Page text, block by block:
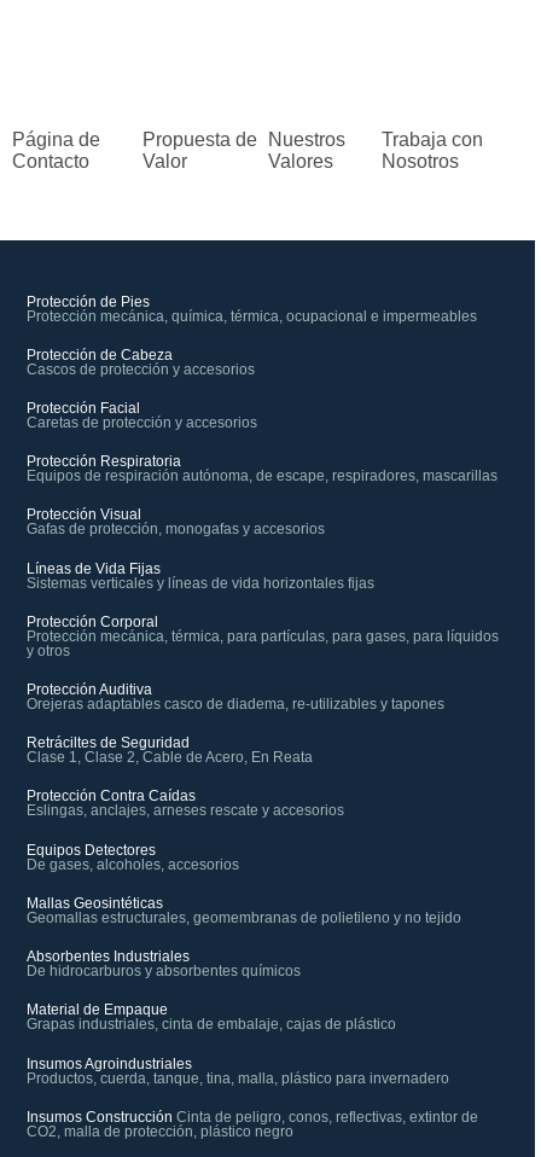
Página de
Contacto
Propuesta de
Valor
Nuestros
Valores
Trabaja con
Nosotros
Protección de Pies
Protección mecánica, química, térmica, ocupacional e impermeables
Protección de Cabeza
Cascos de protección y accesorios
Protección Facial
Caretas de protección y accesorios
Protección Respiratoria
Equipos de respiración autónoma, de escape, respiradores, mascarillas
Protección Visual
Gafas de protección, monogafas y accesorios
Líneas de Vida Fijas
Sistemas verticales y líneas de vida horizontales fijas
Protección Corporal
Protección mecánica, térmica, para partículas, para gases, para líquidos
y otros
Protección Auditiva
Orejeras adaptables casco de diadema, re-utilizables y tapones
Retráciltes de Seguridad
Clase 1, Clase 2, Cable de Acero, En Reata
Protección Contra Caídas
Eslingas, anclajes, arneses rescate y accesorios
Equipos Detectores
De gases, alcoholes, accesorios
Mallas Geosintéticas
Geomallas estructurales, geomembranas de polietileno y no tejido
Absorbentes Industriales
De hidrocarburos y absorbentes químicos
Material de Empaque
Grapas industriales, cinta de embalaje, cajas de plástico
Insumos Agroindustriales
Productos, cuerda, tanque, tina, malla, plástico para invernadero
Insumos Construcción Cinta de peligro, conos, reflectivas, extintor de
CO2, malla de protección, plástico negro